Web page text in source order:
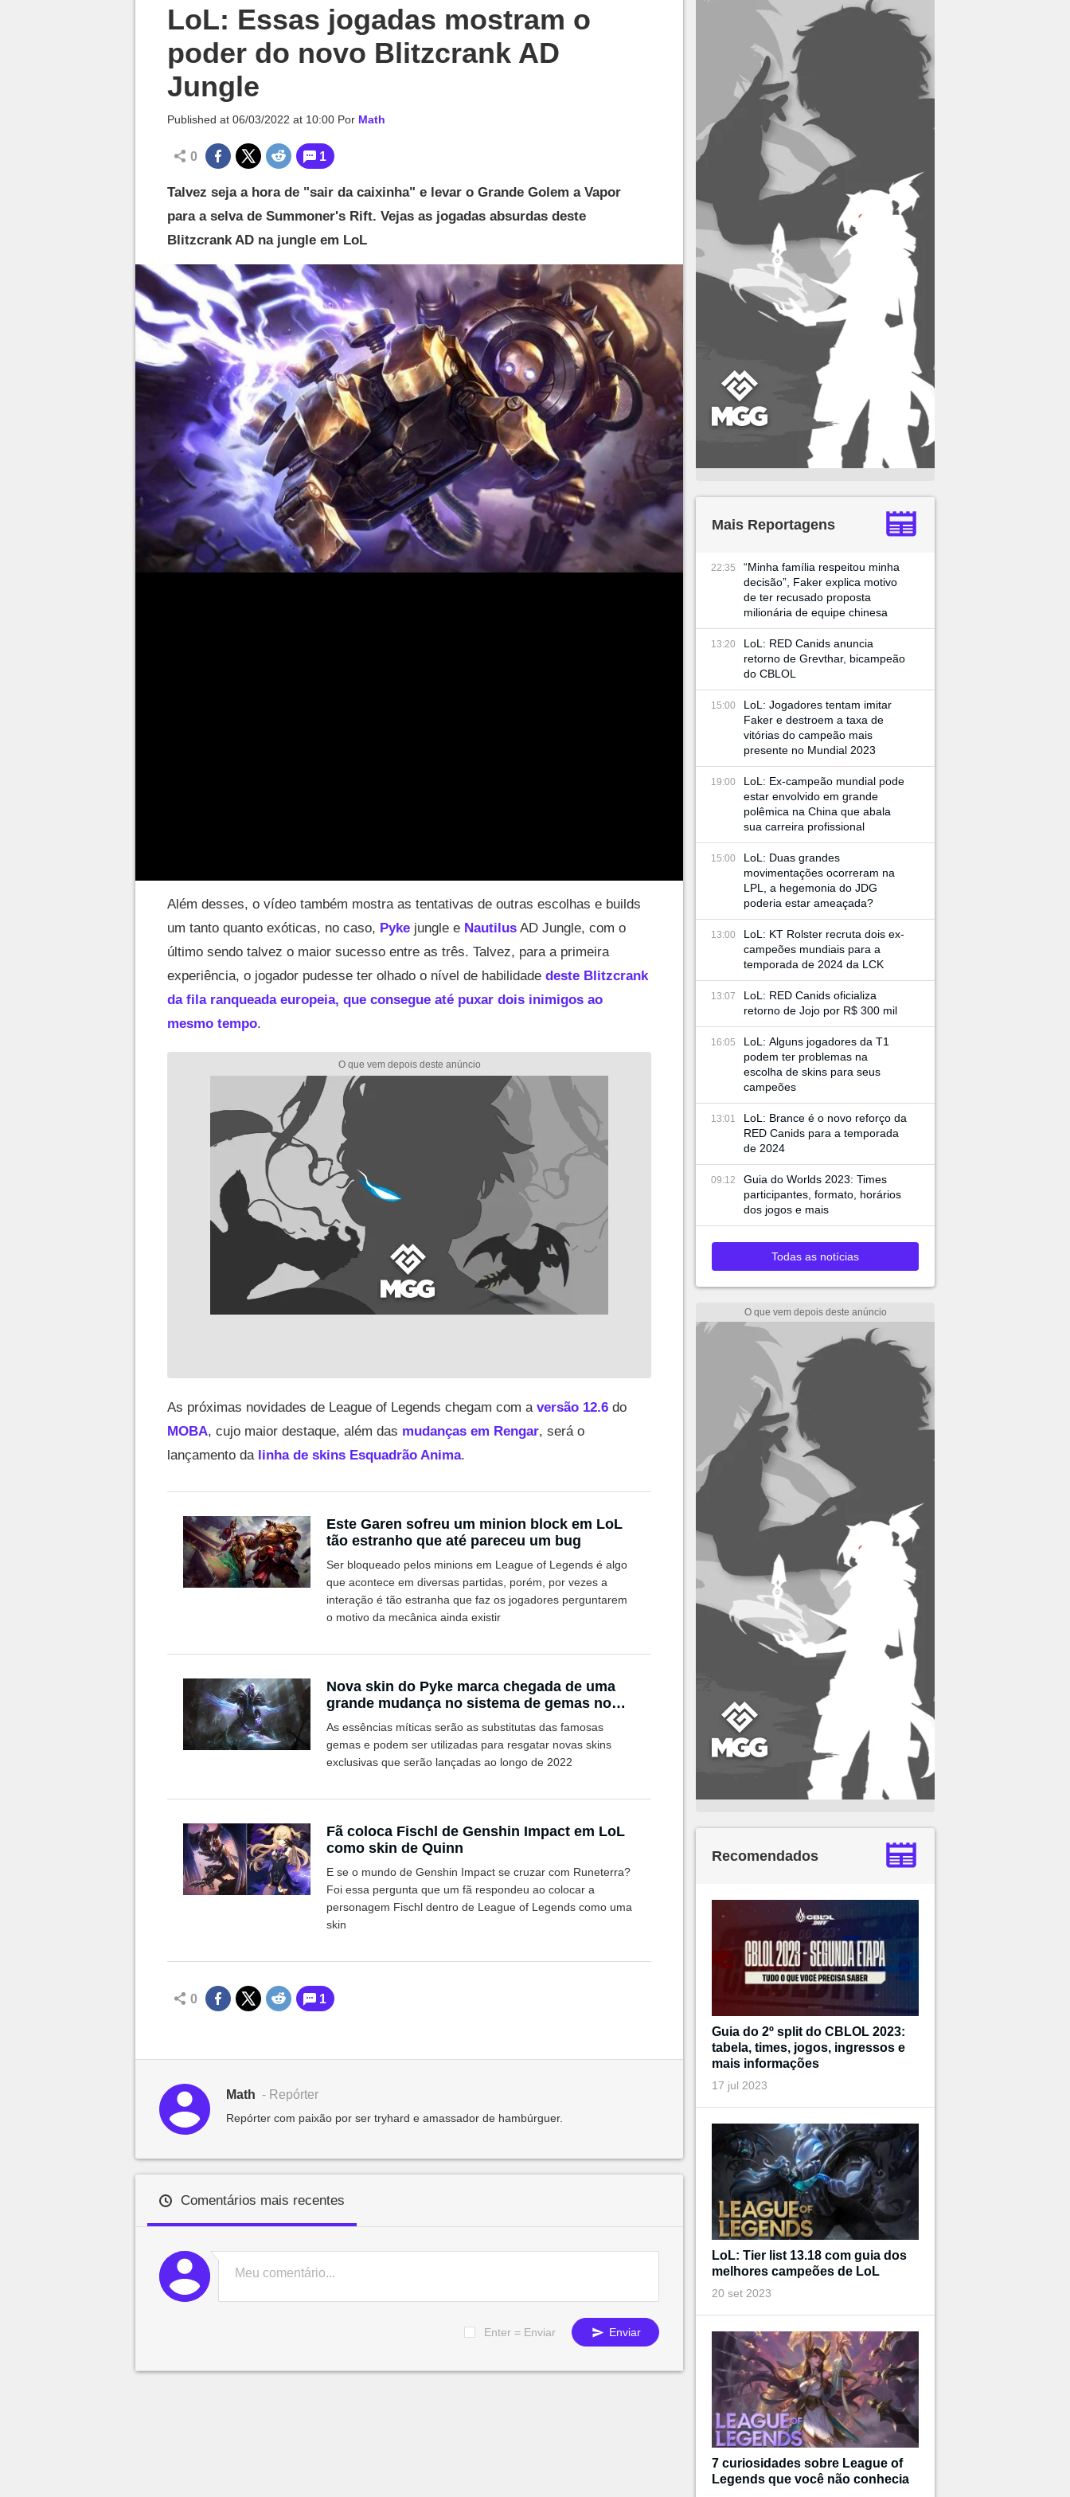
LoL: Essas jogadas mostram o
poder do novo Blitzcrank AD
Jungle
Published at 06/03/2022 at 10:00 Por Math
0 1
Talvez seja a hora de "sair da caixinha" e levar o Grande Golem a Vapor
para a selva de Summoner's Rift. Vejas as jogadas absurdas deste
Blitzcrank AD na jungle em LoL
Além desses, o vídeo também mostra as tentativas de outras escolhas e builds
um tanto quanto exóticas, no caso, Pyke jungle e Nautilus AD Jungle, com o
último sendo talvez o maior sucesso entre as três. Talvez, para a primeira
experiência, o jogador pudesse ter olhado o nível de habilidade deste Blitzcrank
da fila ranqueada europeia, que consegue até puxar dois inimigos ao
mesmo tempo.
As próximas novidades de League of Legends chegam com a versão 12.6 do
MOBA, cujo maior destaque, além das mudanças em Rengar, será o
lançamento da linha de skins Esquadrão Anima.
Este Garen sofreu um minion block em LoL
tão estranho que até pareceu um bug
Ser bloqueado pelos minions em League of Legends é algo
que acontece em diversas partidas, porém, por vezes a
interação é tão estranha que faz os jogadores perguntarem
o motivo da mecânica ainda existir
Nova skin do Pyke marca chegada de uma
grande mudança no sistema de gemas no
LoL
As essências míticas serão as substitutas das famosas
gemas e podem ser utilizadas para resgatar novas skins
exclusivas que serão lançadas ao longo de 2022
Fã coloca Fischl de Genshin Impact em LoL
como skin de Quinn
E se o mundo de Genshin Impact se cruzar com Runeterra?
Foi essa pergunta que um fã respondeu ao colocar a
personagem Fischl dentro de League of Legends como uma
skin
0 1
Math - Repórter
Repórter com paixão por ser tryhard e amassador de hambúrguer.
Comentários mais recentes
Enter = Enviar Enviar
Mais Reportagens
22:35
“Minha família respeitou minha
decisão”, Faker explica motivo
de ter recusado proposta
milionária de equipe chinesa
13:20
LoL: RED Canids anuncia
retorno de Grevthar, bicampeão
do CBLOL
15:00
LoL: Jogadores tentam imitar
Faker e destroem a taxa de
vitórias do campeão mais
presente no Mundial 2023
19:00
LoL: Ex-campeão mundial pode
estar envolvido em grande
polêmica na China que abala
sua carreira profissional
15:00
LoL: Duas grandes
movimentações ocorreram na
LPL, a hegemonia do JDG
poderia estar ameaçada?
13:00
LoL: KT Rolster recruta dois ex-
campeões mundiais para a
temporada de 2024 da LCK
13:07
LoL: RED Canids oficializa
retorno de Jojo por R$ 300 mil
16:05
LoL: Alguns jogadores da T1
podem ter problemas na
escolha de skins para seus
campeões
13:01
LoL: Brance é o novo reforço da
RED Canids para a temporada
de 2024
09:12
Guia do Worlds 2023: Times
participantes, formato, horários
dos jogos e mais
Todas as notícias
Recomendados
Guia do 2º split do CBLOL 2023:
tabela, times, jogos, ingressos e
mais informações
17 jul 2023
LoL: Tier list 13.18 com guia dos
melhores campeões de LoL
20 set 2023
7 curiosidades sobre League of
Legends que você não conhecia